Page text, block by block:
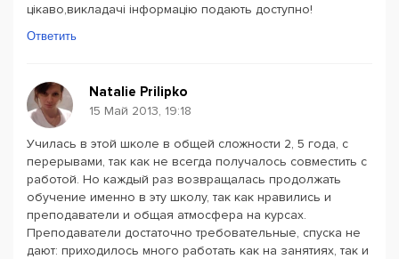
цікаво,викладачі інформацію подають доступно!
Ответить
Natalie Prilipko
15 Май 2013, 19:18
Училась в этой школе в общей сложности 2, 5 года, с
перерывами, так как не всегда получалось совместить с
работой. Но каждый раз возвращалась продолжать
обучение именно в эту школу, так как нравились и
преподаватели и общая атмосфера на курсах.
Преподаватели достаточно требовательные, спуска не
дают: приходилось много работать как на занятиях, так и